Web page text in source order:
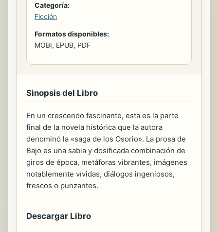
Categoría:
Ficción
Formatos disponibles:
MOBI, EPUB, PDF
Sinopsis del Libro
En un crescendo fascinante, esta es la parte
final de la novela histórica que la autora
denominó la «saga de los Osorio». La prosa de
Bajo es una sabia y dosificada combinación de
giros de época, metáforas vibrantes, imágenes
notablemente vívidas, diálogos ingeniosos,
frescos o punzantes.
Descargar Libro